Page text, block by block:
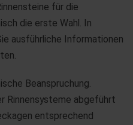
für die
die erste Wahl. In
ausführliche Informationen
Beanspruchung.
Rinnensysteme abgeführt
entsprechend